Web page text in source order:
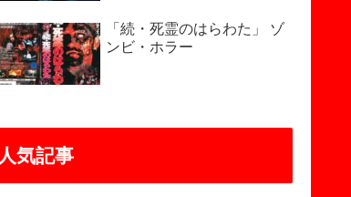
「続・死霊のはらわた」 ゾ
ンビ・ホラー
人気記事